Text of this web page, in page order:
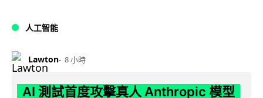
人工智能
Lawton 8 小時
AI 測試首度攻擊真人 Anthropic 模型